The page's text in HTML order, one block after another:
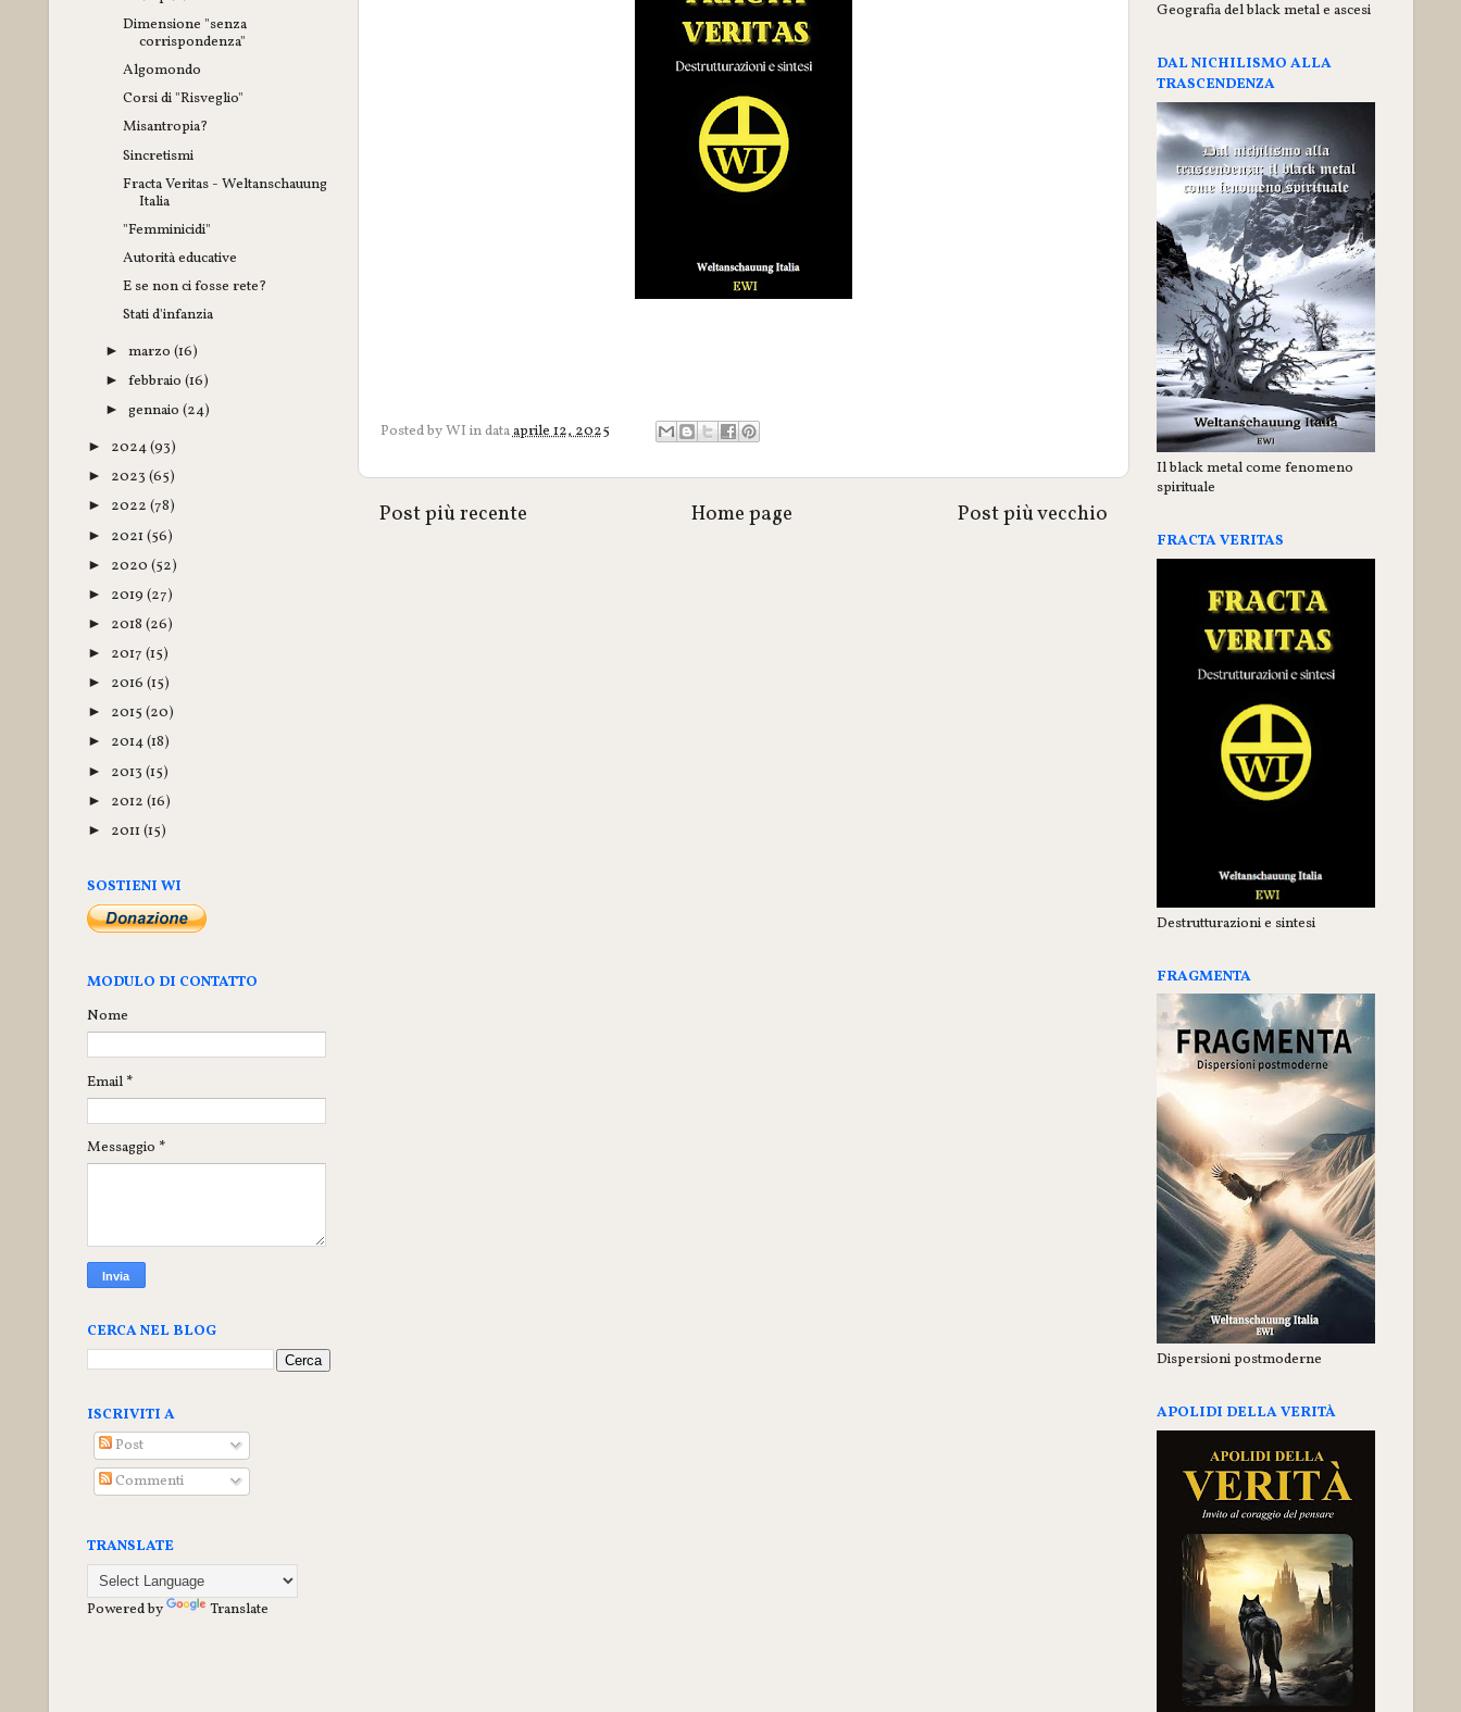
Posted byWI in dataaprile 12, 2025
Post più recente Post più vecchio
Home page
Dimensione "senza
corrispondenza"
Algomondo
Corsi di "Risveglio"
Misantropia?
Sincretismi
Fracta Veritas - Weltanschauung
Italia
"Femminicidi"
Autorità educative
E se non ci fosse rete?
Stati d'infanzia
► marzo (16)
► febbraio (16)
► gennaio (24)
► 2024(93)
► 2023 (65)
► 2022 (78)
► 2021 (56)
► 2020 (52)
► 2019 (27)
► 2018 (26)
► 2017 (15)
► 2016 (15)
► 2015 (20)
► 2014(18)
► 2013 (15)
► 2012 (16)
► 2011 (15)
SOSTIENI WI
MODULO DI CONTATTO
Nome
Email *
Messaggio *
CERCA NEL BLOG
ISCRIVITI A
Post
Commenti
TRANSLATE
Powered by Translate
Geografia del black metal e ascesi
DAL NICHILISMO ALLA
TRASCENDENZA
Il black metal come fenomeno
spirituale
FRACTA VERITAS
Destrutturazioni e sintesi
FRAGMENTA
Dispersioni postmoderne
APOLIDI DELLA VERITÀ